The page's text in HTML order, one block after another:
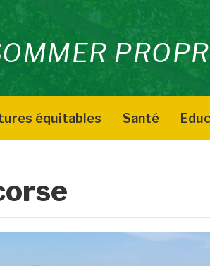
équitables Santé